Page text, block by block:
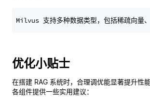
优化小贴士
在搭建 RAG 系统时，合理调优能显著提升性
各组件提供一些实用建议：